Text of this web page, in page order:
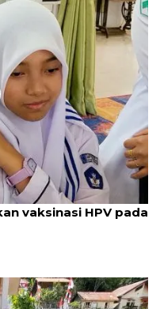
vaksinasi HPV pada